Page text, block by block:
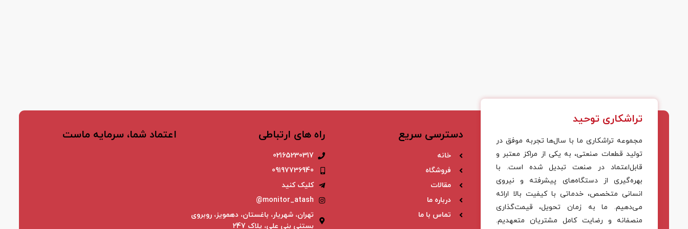
تراشکاری توحید
مجموعه تراشکاری ما با سال‌ها تجربه موفق در
تولید قطعات صنعتی، به یکی از مراکز معتبر و
قابل‌اعتماد در صنعت تبدیل شده است. با
بهره‌گیری از دستگاه‌های پیشرفته و نیروی
انسانی متخصص، خدماتی با کیفیت بالا ارائه
می‌دهیم. ما به زمان تحویل، قیمت‌گذاری
منصفانه و رضایت کامل مشتریان متعهدیم.
دسترسی سریع
خانه
فروشگاه
مقالات
درباره ما
تماس با ما
راه های ارتباطی
02165230317
09197736940
کلیک کنید
monitor_atash@
تهران، شهریار، باغستان، دهمویز، روبروی
بستنی بنی علی، پلاک 247
اعتماد شما، سرمایه ماست